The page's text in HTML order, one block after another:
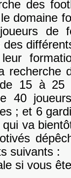
des
domaine
de
recherche
15 à 25
40
; et 6
va
suivants :
si vous